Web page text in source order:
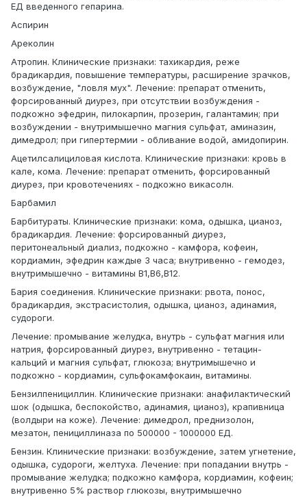
ЕД введенного гепарина.
Аспирин
Ареколин
Атропин. Клинические признаки: тахикардия, реже
брадикардия, повышение температуры, расширение зрачков,
возбуждение, "ловля мух". Лечение: препарат отменить,
форсированный диурез, при отсутствии возбуждения -
подкожно эфедрин, пилокарпин, прозерин, галантамин; при
возбуждении - внутримышечно магния сульфат, аминазин,
димедрол; при гипертермии - обливание водой, амидопирин.
Ацетилсалициловая кислота. Клинические признаки: кровь в
кале, кома. Лечение: препарат отменить, форсированный
диурез, при кровотечениях - подкожно викасолн.
Барбамил
Барбитураты. Клинические признаки: кома, одышка, цианоз,
брадикардия. Лечение: форсированный диурез,
перитонеальный диализ, подкожно - камфора, кофеин,
кордиамин, эфедрин каждые 3 часа; внутривенно - гемодез,
внутримышечно - витамины В1,В6,В12.
Бария соединения. Клинические признаки: рвота, понос,
брадикардия, экстрасистолия, одышка, цианоз, адинамия,
судороги.
Лечение: промывание желудка, внутрь - сульфат магния или
натрия, форсированный диурез, внутривенно - тетацин-
кальций и магния сульфат, глюкоза; внутримышечно и
подкожно - кордиамин, сульфокамфокаин, витамины.
Бензилпенициллин. Клинические признаки: анафилактический
шок (одышка, беспокойство, адинамия, цианоз), крапивница
(волдыри на коже). Лечение: димедрол, преднизолон,
мезатон, пенициллиназа по 500000 - 1000000 ЕД.
Бензин. Клинические признаки: возбуждение, затем угнетение,
одышка, судороги, желтуха. Лечение: при попадании внутрь -
промывание желудка; подкожно камфора, кордиамин, кофеин;
внутривенно 5% раствор глюкозы, внутримышечно